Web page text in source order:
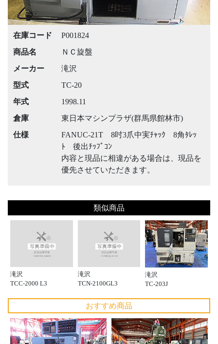
在庫コード
P001824
商品名
ＮＣ旋盤
メーカー
滝沢
型式
TC-20
年式
1998.11
倉庫
東日本マシンプラザ(群馬県館林市)
仕様
FANUC-21T 8吋3爪中実ﾁｬｯｸ 8角ﾀﾚｯ
ﾄ 後出ﾁｯﾌﾟｺﾝ
内容と現品に相違がある場合は、現品を
優先させていただきます。
類似商品
滝沢
TCC-2000 L3
滝沢
TCN-2100GL3
滝沢
TC-203J
おすすめ商品